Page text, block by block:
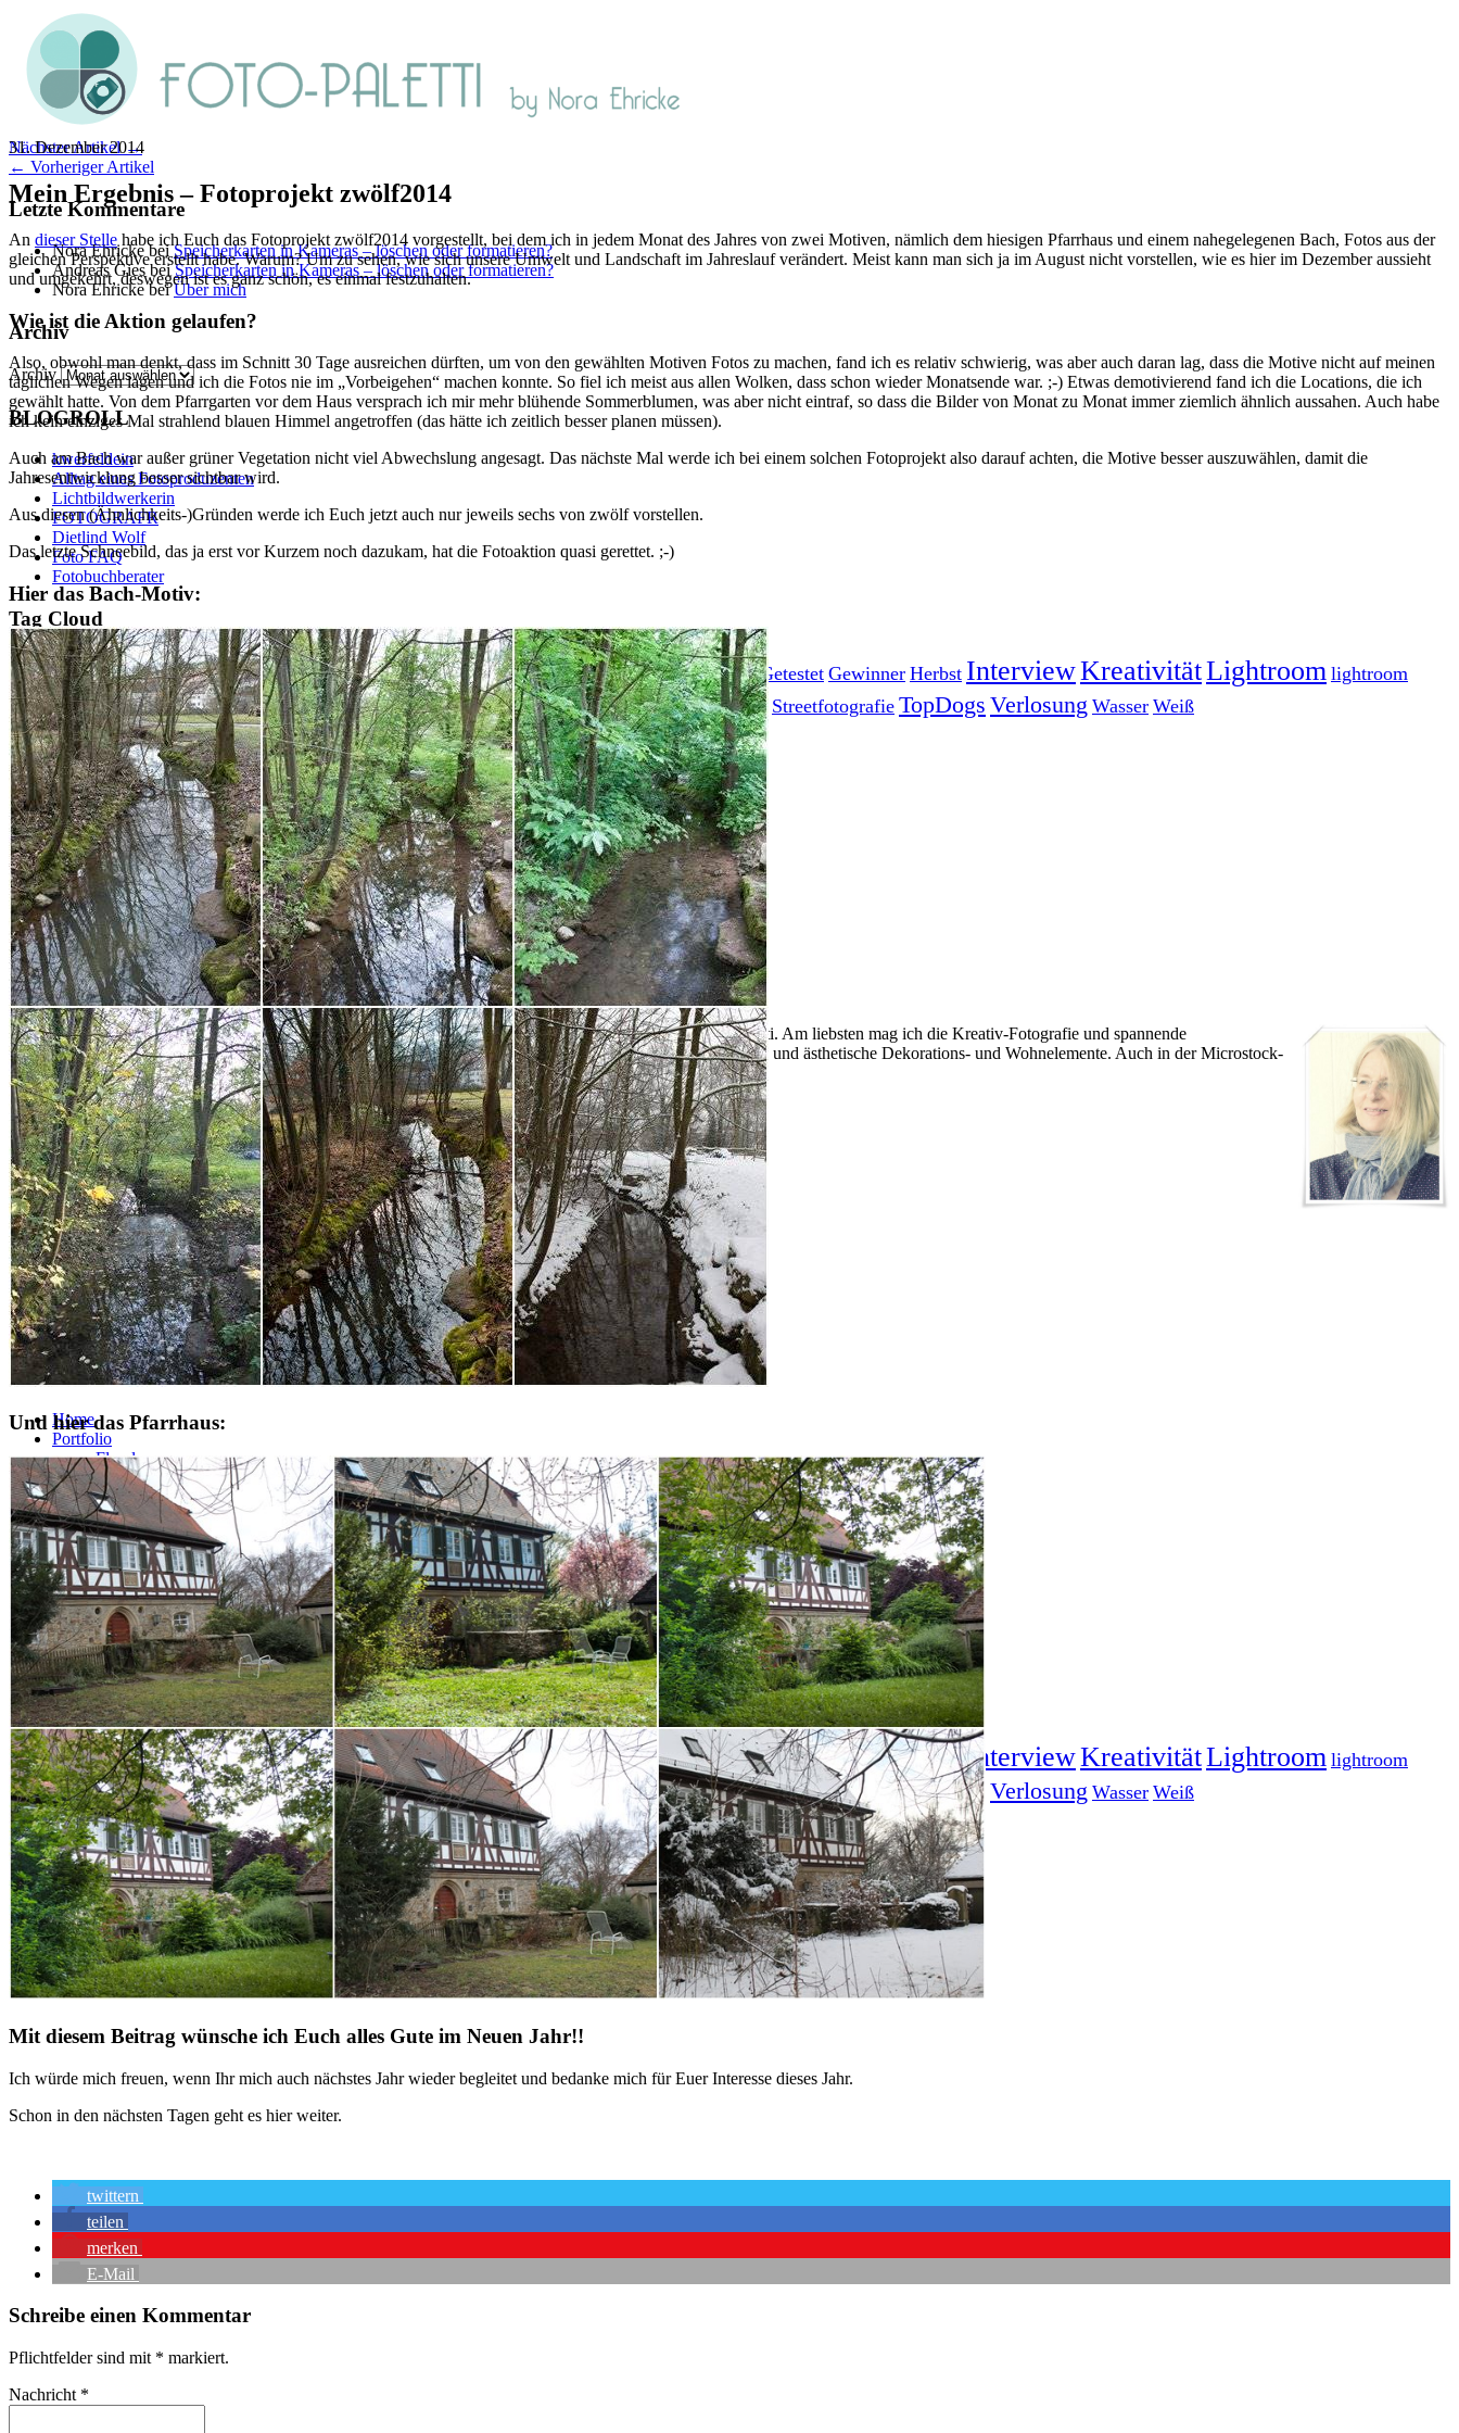
31. Dezember 2014
Mein Ergebnis – Fotoprojekt zwölf2014
An dieser Stelle habe ich Euch das Fotoprojekt zwölf2014 vorgestellt, bei dem ich in jedem Monat des Jahres von zwei Motiven, nämlich dem hiesigen Pfarrhaus und einem nahegelegenen Bach, Fotos aus der
gleichen Perspektive erstellt habe. Warum? Um zu sehen, wie sich unsere Umwelt und Landschaft im Jahreslauf verändert. Meist kann man sich ja im August nicht vorstellen, wie es hier im Dezember aussieht
und umgekehrt, deswegen ist es ganz schön, es einmal festzuhalten.
Wie ist die Aktion gelaufen?
Also, obwohl man denkt, dass im Schnitt 30 Tage ausreichen dürften, um von den gewählten Motiven Fotos zu machen, fand ich es relativ schwierig, was aber auch daran lag, dass die Motive nicht auf meinen
täglichen Wegen lagen und ich die Fotos nie im „Vorbeigehen“ machen konnte. So fiel ich meist aus allen Wolken, dass schon wieder Monatsende war. ;-) Etwas demotivierend fand ich die Locations, die ich
gewählt hatte. Von dem Pfarrgarten vor dem Haus versprach ich mir mehr blühende Sommerblumen, was aber nicht eintraf, so dass die Bilder von Monat zu Monat immer ziemlich ähnlich aussahen. Auch habe
ich kein einziges Mal strahlend blauen Himmel angetroffen (das hätte ich zeitlich besser planen müssen).
Auch am Bach war außer grüner Vegetation nicht viel Abwechslung angesagt. Das nächste Mal werde ich bei einem solchen Fotoprojekt also darauf achten, die Motive besser auszuwählen, damit die
Jahresentwicklung besser sichtbar wird.
Aus diesen (Ähnlichkeits-)Gründen werde ich Euch jetzt auch nur jeweils sechs von zwölf vorstellen.
Das letzte Schneebild, das ja erst vor Kurzem noch dazukam, hat die Fotoaktion quasi gerettet. ;-)
Hier das Bach-Motiv:
Und hier das Pfarrhaus:
Mit diesem Beitrag wünsche ich Euch alles Gute im Neuen Jahr!!
Ich würde mich freuen, wenn Ihr mich auch nächstes Jahr wieder begleitet und bedanke mich für Euer Interesse dieses Jahr.
Schon in den nächsten Tagen geht es hier weiter.
twittern
teilen
merken
E-Mail
Schreibe einen Kommentar
Pflichtfelder sind mit * markiert.
Nachricht *
Nächster Artikel →
← Vorheriger Artikel
Letzte Kommentare
Nora EhrickebeiSpeicherkarten in Kameras – löschen oder formatieren?
Andreas GiesbeiSpeicherkarten in Kameras – löschen oder formatieren?
Nora EhrickebeiÜber mich
Archiv
Archiv
BLOGROLL
kwerfeldein
Alltag eines Fotoproduzenten
Lichtbildwerkerin
FOTOGRAFR
Dietlind Wolf
Foto FAQ
Fotobuchberater
Tag Cloud
Blogparade Blumen Buchempfehlung design DIY Farben Filter Fotoprojekt Frühling Getestet Gewinner Herbst InterviewKreativitätLightroom lightroom
tipps Makro Monochrom Produkttest S-/W Schnee Schwarz-Weiß SEO Sommer Stockfotografie Streetfotografie TopDogs Verlosung Wasser Weiß
NICE TO HAVE
Über mich
Ich bin Redakteurin im IT-Bereich, fotografiere seit ungefähr 5 Jahren und blogge seit 2013 hier auf Foto-Paletti. Am liebsten mag ich die Kreativ-Fotografie und spannende
Bearbeitungstechniken. Gerne fotografiere ich Pflanzen in all ihrer Pracht oder Bescheidenheit, aber auch Food und ästhetische Dekorations- und Wohnelemente. Auch in der Microstock-
Fotografie bin ich seit ein paar Jahren mit Bildern in Agenturen vertreten.
Kontakt
Nora Ehricke
Friedhofstr. 21
73269 Hochdorf
contact[[@]]foto-paletti.de
https://foto-paletti.de
© 2026Foto-Paletti
Powered byWordPress
Theme: Renkon vonElmastudio
Home
Portfolio
Florales
Menschen
Stadt und Land
Weitere Fotoblogs
Über mich
Impressum
Datenschutz
Suche
TAG CLOUD
Blogparade Blumen Buchempfehlung design DIY Farben Filter Fotoprojekt Frühling Getestet Gewinner Herbst InterviewKreativitätLightroom lightroom
tipps Makro Monochrom Produkttest S-/W Schnee Schwarz-Weiß SEO Sommer Stockfotografie Streetfotografie TopDogs Verlosung Wasser Weiß